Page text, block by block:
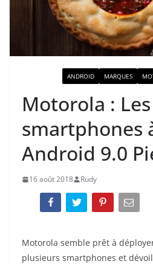
ANDROID MARQUES
Motorola :
smartphones
Android 9.0
16 août 2018 Rudy
Motorola semble prêt à
plusieurs smartphones et